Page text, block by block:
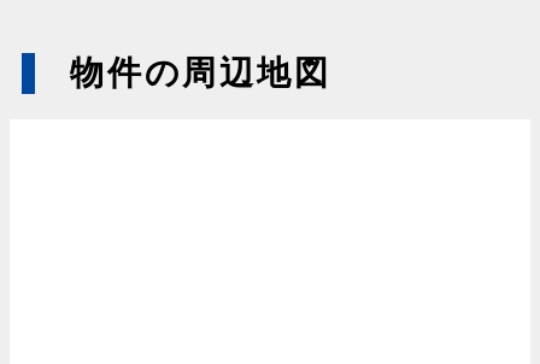
物件の周辺地図